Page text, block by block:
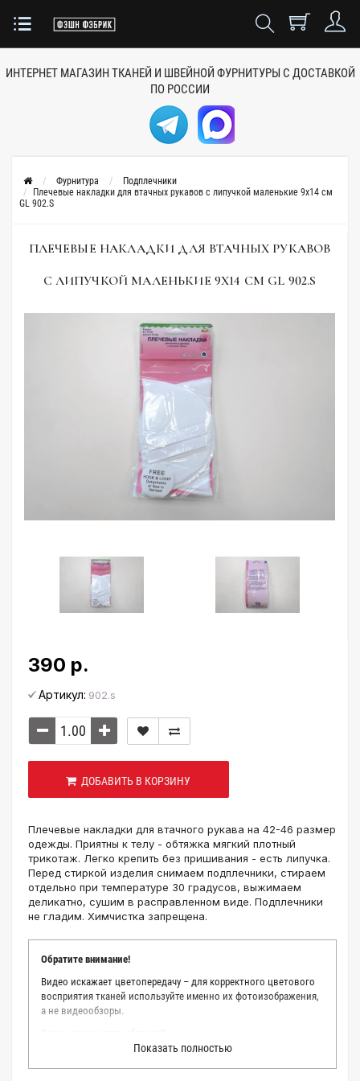
ИНТЕРНЕТ МАГАЗИН ТКАНЕЙ И ШВЕЙНОЙ ФУРНИТУРЫ С ДОСТАВКОЙ
ПО РОССИИ
Фурнитура
Подплечники
Плечевые накладки для втачных рукавов с липучкой маленькие 9х14 см
GL 902.S
ПЛЕЧЕВЫЕ НАКЛАДКИ ДЛЯ ВТАЧНЫХ РУКАВОВ
С ЛИПУЧКОЙ МАЛЕНЬКИЕ 9Х14 СМ GL 902.S
390 р.
Артикул: 902.s
ДОБАВИТЬ В КОРЗИНУ
Плечевые накладки для втачного рукава на 42-46 размер
одежды. Приятны к телу - обтяжка мягкий плотный
трикотаж. Легко крепить без пришивания - есть липучка.
Перед стиркой изделия снимаем подплечники, стираем
отдельно при температуре 30 градусов, выжимаем
деликатно, сушим в расправленном виде. Подплечники
не гладим. Химчистка запрещена.
Обратите внимание!
Видео искажает цветопередачу – для корректного цветового
восприятия тканей используйте именно их фотоизображения,
а не видеообзоры.
Мы делаем все возможное, чтобы точно описать цвет каждой
ткани из нашего каталога. Мы осматриваем и фотографируем
Показать полностью